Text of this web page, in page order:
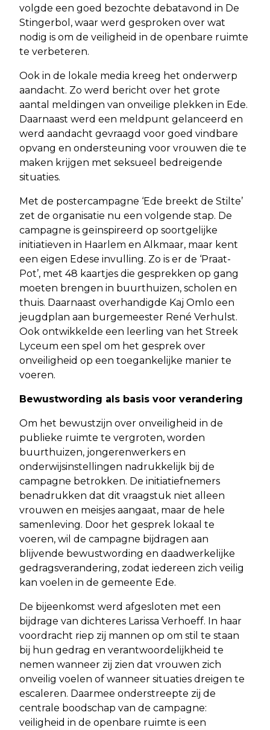
volgde een goed bezochte debatavond in De
Stingerbol, waar werd gesproken over wat
nodig is om de veiligheid in de openbare ruimte
te verbeteren.
Ook in de lokale media kreeg het onderwerp
aandacht. Zo werd bericht over het grote
aantal meldingen van onveilige plekken in Ede.
Daarnaast werd een meldpunt gelanceerd en
werd aandacht gevraagd voor goed vindbare
opvang en ondersteuning voor vrouwen die te
maken krijgen met seksueel bedreigende
situaties.
Met de postercampagne ‘Ede breekt de Stilte’
zet de organisatie nu een volgende stap. De
campagne is geïnspireerd op soortgelijke
initiatieven in Haarlem en Alkmaar, maar kent
een eigen Edese invulling. Zo is er de ‘Praat-
Pot’, met 48 kaartjes die gesprekken op gang
moeten brengen in buurthuizen, scholen en
thuis. Daarnaast overhandigde Kaj Omlo een
jeugdplan aan burgemeester René Verhulst.
Ook ontwikkelde een leerling van het Streek
Lyceum een spel om het gesprek over
onveiligheid op een toegankelijke manier te
voeren.
Bewustwording als basis voor verandering
Om het bewustzijn over onveiligheid in de
publieke ruimte te vergroten, worden
buurthuizen, jongerenwerkers en
onderwijsinstellingen nadrukkelijk bij de
campagne betrokken. De initiatiefnemers
benadrukken dat dit vraagstuk niet alleen
vrouwen en meisjes aangaat, maar de hele
samenleving. Door het gesprek lokaal te
voeren, wil de campagne bijdragen aan
blijvende bewustwording en daadwerkelijke
gedragsverandering, zodat iedereen zich veilig
kan voelen in de gemeente Ede.
De bijeenkomst werd afgesloten met een
bijdrage van dichteres Larissa Verhoeff. In haar
voordracht riep zij mannen op om stil te staan
bij hun gedrag en verantwoordelijkheid te
nemen wanneer zij zien dat vrouwen zich
onveilig voelen of wanneer situaties dreigen te
escaleren. Daarmee onderstreepte zij de
centrale boodschap van de campagne:
veiligheid in de openbare ruimte is een